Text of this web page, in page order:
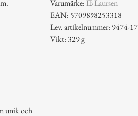
Varumärke:IB Laursen
EAN: 5709898253318
Lev. artikelnummer: 9474-17
Vikt: 329 g
unik och